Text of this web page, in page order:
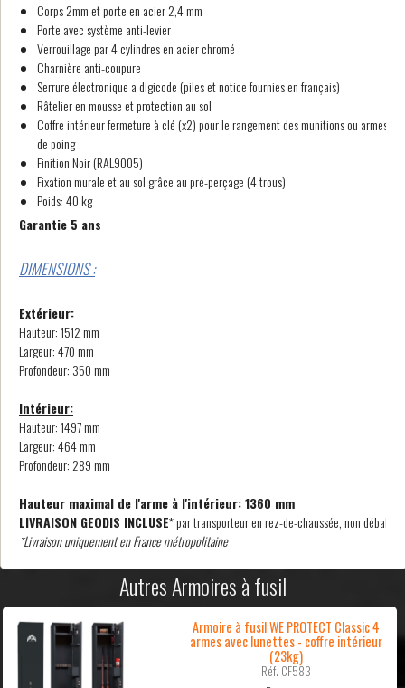
Corps 2mm et porte en acier 2,4 mm
Porte avec système anti-levier
Verrouillage par 4 cylindres en acier chromé
Charnière anti-coupure
Serrure électronique a digicode (piles et notice fournies en français)
Râtelier en mousse et protection au sol
Coffre intérieur fermeture à clé (x2) pour le rangement des munitions ou armes
de poing
Finition Noir (RAL9005)
Fixation murale et au sol grâce au pré-perçage (4 trous)
Poids: 40 kg
Garantie 5 ans
DIMENSIONS :
Extérieur:
Hauteur: 1512 mm
Largeur: 470 mm
Profondeur: 350 mm
Intérieur:
Hauteur: 1497 mm
Largeur: 464 mm
Profondeur: 289 mm
Hauteur maximal de l'arme à l'intérieur: 1360 mm
LIVRAISON GEODIS INCLUSE* par transporteur en rez-de-chaussée, non déballé
*Livraison uniquement en France métropolitaine
Autres Armoires à fusil
Armoire à fusil WE PROTECT Classic 4
armes avec lunettes - coffre intérieur
(23kg)
Réf. CF583